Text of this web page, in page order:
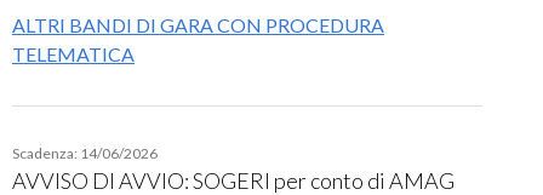
ALTRI BANDI DI GARA CON PROCEDURA
TELEMATICA
Scadenza: 14/06/2026
AVVISO DI AVVIO: SOGERI per conto di AMAG